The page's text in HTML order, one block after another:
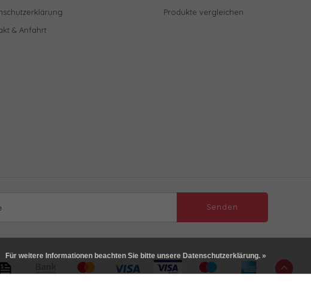
& Anfahrt
Produkte vergleichen
Senden
Für weitere Informationen beachten Sie bitte unsere Datenschutzerklärung. »